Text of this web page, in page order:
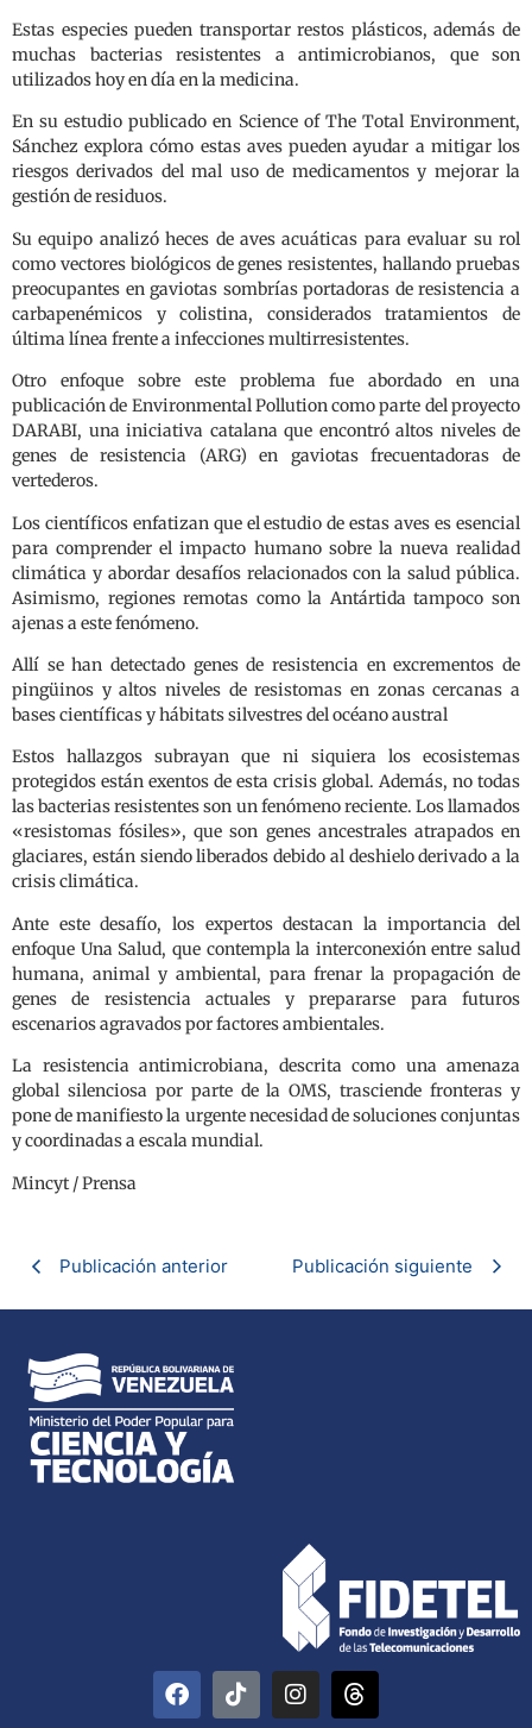
Estas especies pueden transportar restos plásticos, además de
muchas bacterias resistentes a antimicrobianos, que son
utilizados hoy en día en la medicina.
En su estudio publicado en Science of The Total Environment,
Sánchez explora cómo estas aves pueden ayudar a mitigar los
riesgos derivados del mal uso de medicamentos y mejorar la
gestión de residuos.
Su equipo analizó heces de aves acuáticas para evaluar su rol
como vectores biológicos de genes resistentes, hallando pruebas
preocupantes en gaviotas sombrías portadoras de resistencia a
carbapenémicos y colistina, considerados tratamientos de
última línea frente a infecciones multirresistentes.
Otro enfoque sobre este problema fue abordado en una
publicación de Environmental Pollution como parte del proyecto
DARABI, una iniciativa catalana que encontró altos niveles de
genes de resistencia (ARG) en gaviotas frecuentadoras de
vertederos.
Los científicos enfatizan que el estudio de estas aves es esencial
para comprender el impacto humano sobre la nueva realidad
climática y abordar desafíos relacionados con la salud pública.
Asimismo, regiones remotas como la Antártida tampoco son
ajenas a este fenómeno.
Allí se han detectado genes de resistencia en excrementos de
pingüinos y altos niveles de resistomas en zonas cercanas a
bases científicas y hábitats silvestres del océano austral
Estos hallazgos subrayan que ni siquiera los ecosistemas
protegidos están exentos de esta crisis global. Además, no todas
las bacterias resistentes son un fenómeno reciente. Los llamados
«resistomas fósiles», que son genes ancestrales atrapados en
glaciares, están siendo liberados debido al deshielo derivado a la
crisis climática.
Ante este desafío, los expertos destacan la importancia del
enfoque Una Salud, que contempla la interconexión entre salud
humana, animal y ambiental, para frenar la propagación de
genes de resistencia actuales y prepararse para futuros
escenarios agravados por factores ambientales.
La resistencia antimicrobiana, descrita como una amenaza
global silenciosa por parte de la OMS, trasciende fronteras y
pone de manifiesto la urgente necesidad de soluciones conjuntas
y coordinadas a escala mundial.
Mincyt / Prensa
Publicación anterior Publicación siguiente